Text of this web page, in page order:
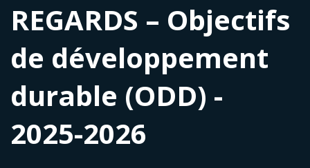
REGARDS – Objectifs
de développement
durable (ODD) -
2025-2026